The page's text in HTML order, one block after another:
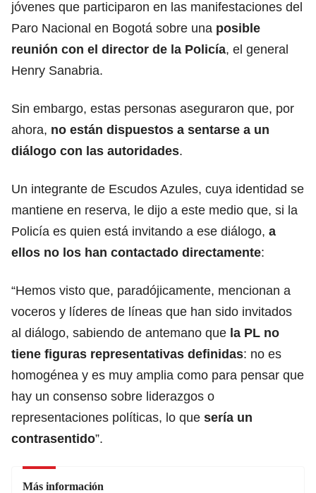
jóvenes que participaron en las manifestaciones del
Paro Nacional en Bogotá sobre una posible
reunión con el director de la Policía, el general
Henry Sanabria.
Sin embargo, estas personas aseguraron que, por
ahora, no están dispuestos a sentarse a un
diálogo con las autoridades.
Un integrante de Escudos Azules, cuya identidad se
mantiene en reserva, le dijo a este medio que, si la
Policía es quien está invitando a ese diálogo, a
ellos no los han contactado directamente:
“Hemos visto que, paradójicamente, mencionan a
voceros y líderes de líneas que han sido invitados
al diálogo, sabiendo de antemano que la PL no
tiene figuras representativas definidas: no es
homogénea y es muy amplia como para pensar que
hay un consenso sobre liderazgos o
representaciones políticas, lo que sería un
contrasentido”.
Más información